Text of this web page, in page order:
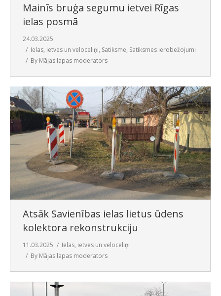
Mainīs bruģa segumu ietvei Rīgas
ielas posmā
24.03.2025
Ielas, ietves un veloceliņi, Satiksme, Satiksmes ierobežojumi
By Mājas lapas moderators
Atsāk Savienības ielas lietus ūdens
kolektora rekonstrukciju
11.03.2025
Ielas, ietves un veloceliņi
By Mājas lapas moderators